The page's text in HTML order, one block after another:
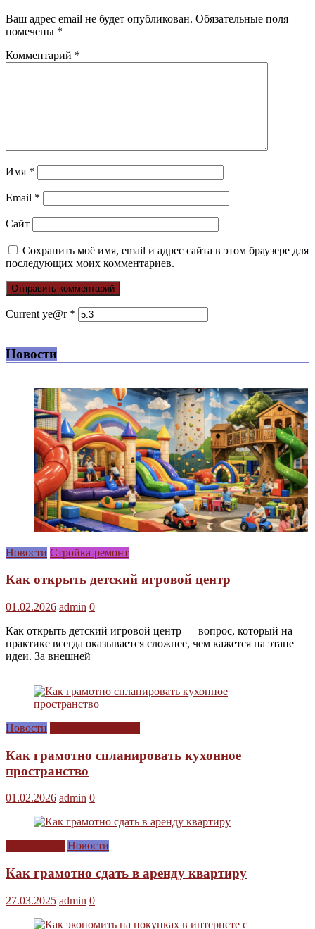
Ваш адрес email не будет опубликован. Обязательные поля
помечены *
Комментарий *
Имя *
Email *
Сайт
Сохранить моё имя, email и адрес сайта в этом браузере для
последующих моих комментариев.
Current ye@r *
Новости
Новости Стройка-ремонт
Как открыть детский игровой центр
01.02.2026 admin 0
Как открыть детский игровой центр — вопрос, который на
практике всегда оказывается сложнее, чем кажется на этапе
идеи. За внешней
Новости
Как грамотно спланировать кухонное
пространство
01.02.2026 admin 0
Новости
Как грамотно сдать в аренду квартиру
27.03.2025 admin 0